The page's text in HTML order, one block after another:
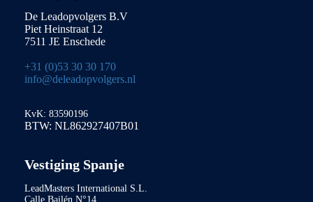
De Leadopvolgers B.V
Piet Heinstraat 12
7511 JE Enschede
+31 (0)53 30 30 170
info@deleadopvolgers.nl
KvK: 83590196
BTW: NL862927407B01
Vestiging Spanje
LeadMasters International S.L.
Calle Bailén N°14